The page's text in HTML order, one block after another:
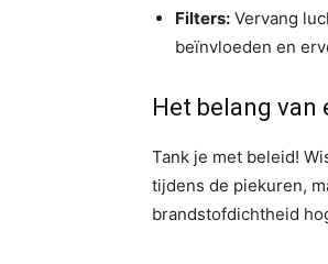
Filters: Vervang
beïnvloeden en
Het belang
Tank je met beleid!
tijdens de piekuren,
brandstofdichtheid